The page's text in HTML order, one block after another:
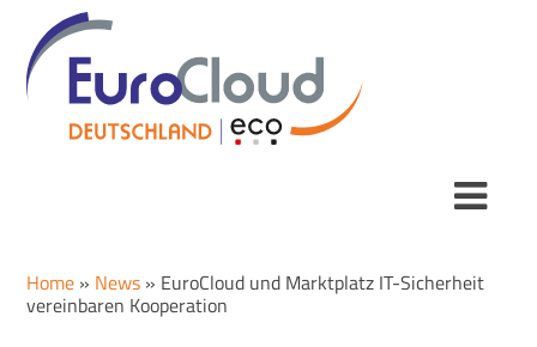
Home » News » EuroCloud und Marktplatz IT-Sicherheit
vereinbaren Kooperation